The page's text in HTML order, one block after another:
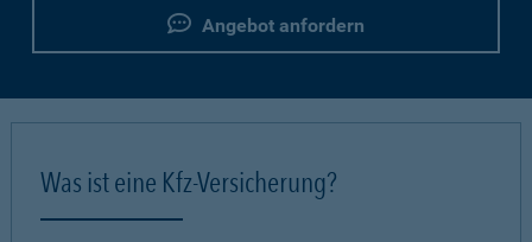
Angebot anfordern
Was ist eine Kfz-Versicherung?